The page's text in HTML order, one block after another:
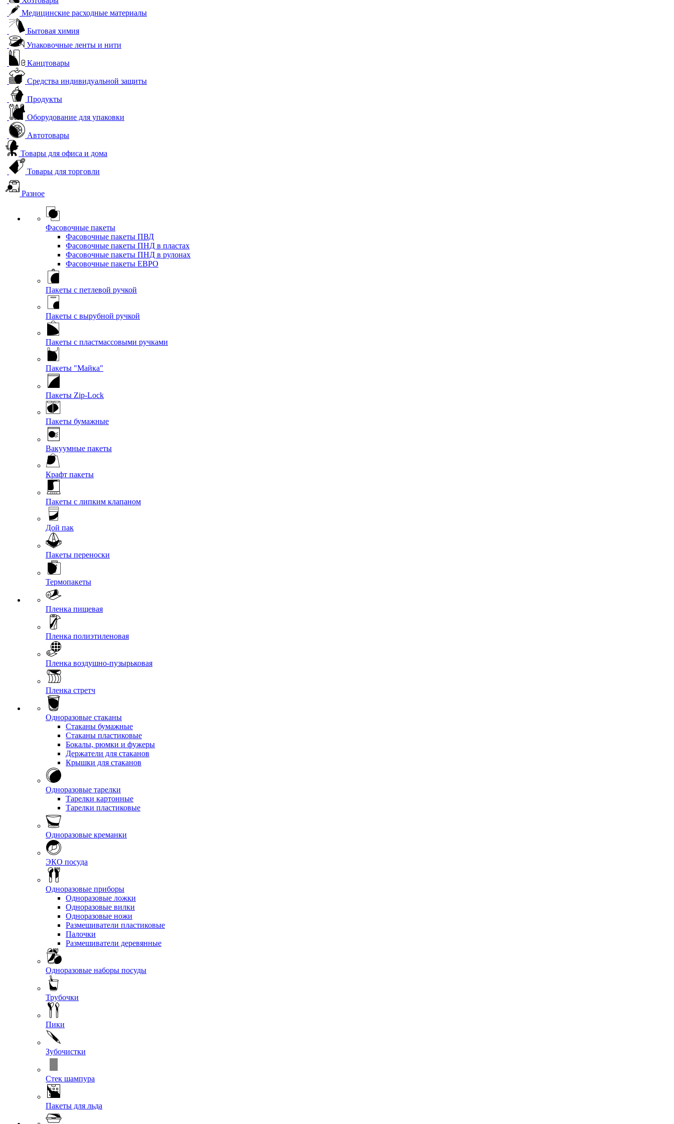
Медицинские расходные материалы
Бытовая химия
Упаковочные ленты и нити
Канцтовары
Средства индивидуальной защиты
Продукты
Оборудование для упаковки
Автотовары
Товары для офиса и дома
Товары для торговли
Разное
Фасовочные пакеты
Фасовочные пакеты ПВД
Фасовочные пакеты ПНД в пластах
Фасовочные пакеты ПНД в рулонах
Фасовочные пакеты ЕВРО
Пакеты с петлевой ручкой
Пакеты с вырубной ручкой
Пакеты с пластмассовыми ручками
Пакеты "Майка"
Пакеты Zip-Lock
Пакеты бумажные
Вакуумные пакеты
Крафт пакеты
Пакеты с липким клапаном
Дой пак
Пакеты переноски
Термопакеты
Пленка пищевая
Пленка полиэтиленовая
Пленка воздушно-пузырьковая
Пленка стретч
Одноразовые стаканы
Стаканы бумажные
Стаканы пластиковые
Бокалы, рюмки и фужеры
Держатели для стаканов
Крышки для стаканов
Одноразовые тарелки
Тарелки картонные
Тарелки пластиковые
Одноразовые креманки
ЭКО посуда
Одноразовые приборы
Одноразовые ложки
Одноразовые вилки
Одноразовые ножи
Размешиватели пластиковые
Палочки
Размешиватели деревянные
Одноразовые наборы посуды
Трубочки
Пики
Зубочистки
Стек шампура
Пакеты для льда